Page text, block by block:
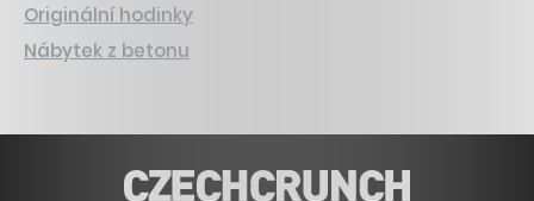
Originální hodinky
Nábytek z betonu